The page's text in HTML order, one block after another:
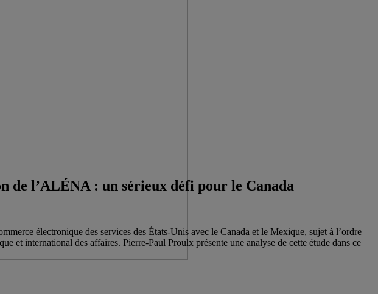
de l’ALÉNA : un sérieux défi pour le Canada
électronique des services des États-Unis avec le Canada et le Mexique, sujet à l’ordre
et international des affaires. Pierre-Paul Proulx présente une analyse de cette étude dans ce